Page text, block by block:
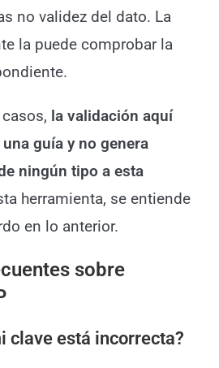
no validez del dato. La
la puede comprobar la
la validación aquí
guía y no genera
ningún tipo a esta
herramienta, se entiende
en lo anterior.
sobre
clave está incorrecta?